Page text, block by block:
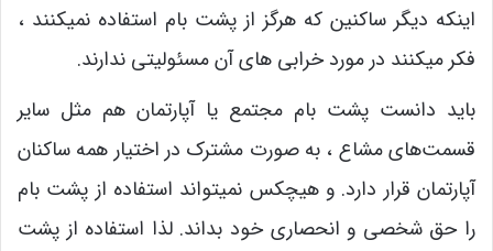
اینکه دیگر ساکنین که هرگز از پشت بام استفاده نمیکنند ،
فکر میکنند در مورد خرابی های آن مسئولیتی ندارند.
باید دانست پشت بام مجتمع یا آپارتمان هم مثل سایر
قسمت‌های مشاع ، به صورت مشترک در اختیار همه ساکنان
آپارتمان قرار دارد. و هیچکس نمیتواند استفاده از پشت بام
را حق شخصی و انحصاری خود بداند. لذا استفاده از پشت